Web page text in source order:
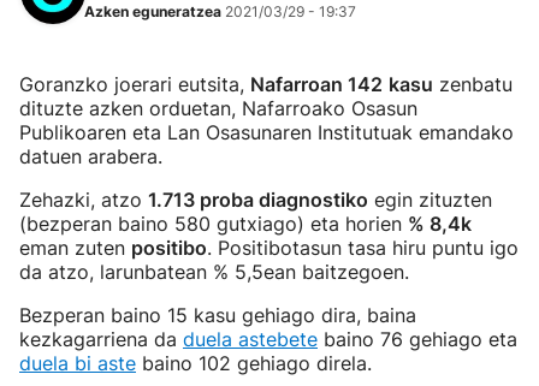
Azken eguneratzea 2021/03/29 - 19:37
Goranzko joerari eutsita, Nafarroan 142 kasu zenbatu
dituzte azken orduetan, Nafarroako Osasun
Publikoaren eta Lan Osasunaren Institutuak emandako
datuen arabera.
Zehazki, atzo 1.713 proba diagnostiko egin zituzten
(bezperan baino 580 gutxiago) eta horien % 8,4k
eman zuten positibo. Positibotasun tasa hiru puntu igo
da atzo, larunbatean % 5,5ean baitzegoen.
Bezperan baino 15 kasu gehiago dira, baina
kezkagarriena da duela astebete baino 76 gehiago eta
duela bi aste baino 102 gehiago direla.